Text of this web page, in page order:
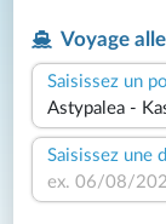
Voyage
Saisissez un
Saisissez une